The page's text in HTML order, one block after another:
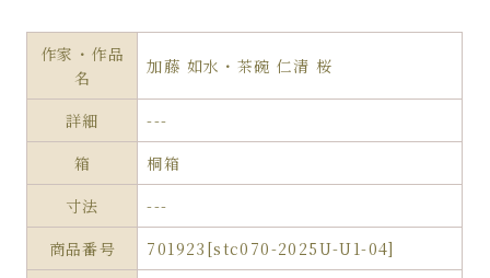
作家・作品
名
加藤 如水・茶碗 仁清 桜
詳細
---
箱
桐箱
寸法
---
商品番号
701923[stc070-2025U-U1-04]